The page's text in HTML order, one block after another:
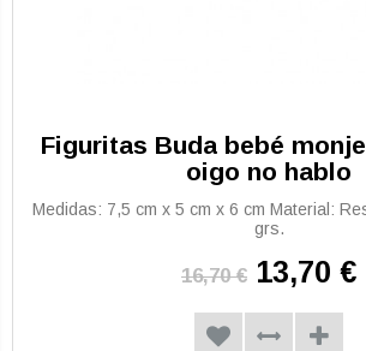
Figuritas Buda bebé
oigo no hablo
Medidas: 7,5 cm x 5 cm x 6 cm Material:
grs.
16,70 € 13,70 €